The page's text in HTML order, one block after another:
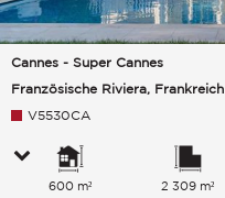
Cannes - Super Cannes
Französische Riviera, Frankreich
V5530CA
600 m² 2 309 m²